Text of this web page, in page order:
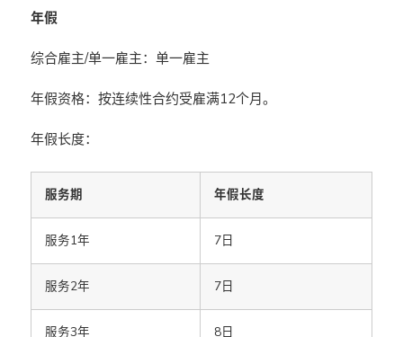
年假
综合雇主/单一雇主：单一雇主
年假资格：按连续性合约受雇满12个月。
年假长度：
服务期 年假长度
服务1年 7日
服务2年 7日
服务3年 8日